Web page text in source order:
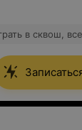
в сквош,